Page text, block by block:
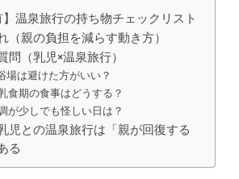
】温泉旅行の持ち物チェックリスト
（親の負担を減らす動き方）
問（乳児×温泉旅行）
場は避けた方がいい？
食期の食事はどうする？
が少しでも怪しい日は？
児との温泉旅行は「親が回復する
る